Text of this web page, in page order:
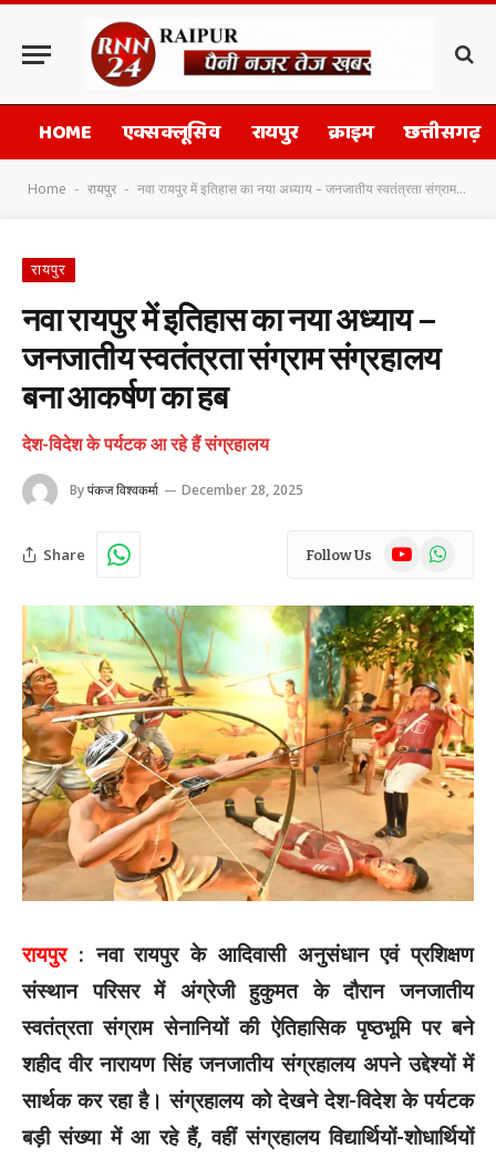
HOME एक्सक्लूसिव रायपुर क्राइम छत्तीसगढ़
Home - रायपुर - नवा रायपुर में इतिहास का नया अध्याय – जनजातीय स्वतंत्रता संग्राम संग्रहालय बना आकर्षण का हब
रायपुर
नवा रायपुर में इतिहास का नया अध्याय –
जनजातीय स्वतंत्रता संग्राम संग्रहालय
बना आकर्षण का हब
देश-विदेश के पर्यटक आ रहे हैं संग्रहालय
Byपंकज विश्वकर्मा December 28, 2025
Share Follow Us YouTubeWhatsApp
रायपुर: नवा रायपुर के आदिवासी अनुसंधान एवं प्रशिक्षण
संस्थान परिसर में अंग्रेजी हुकुमत के दौरान जनजातीय
स्वतंत्रता संग्राम सेनानियों की ऐतिहासिक पृष्ठभूमि पर बने
शहीद वीर नारायण सिंह जनजातीय संग्रहालय अपने उद्देश्यों में
सार्थक कर रहा है। संग्रहालय को देखने देश-विदेश के पर्यटक
बड़ी संख्या में आ रहे हैं, वहीं संग्रहालय विद्यार्थियों-शोधार्थियों